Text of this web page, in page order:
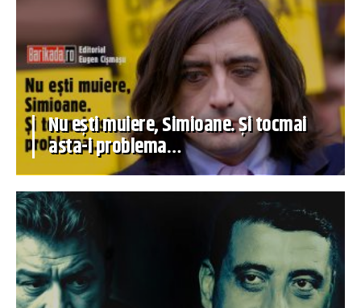
Nu ești muiere, Simioane. Și tocmai
asta-i problema…